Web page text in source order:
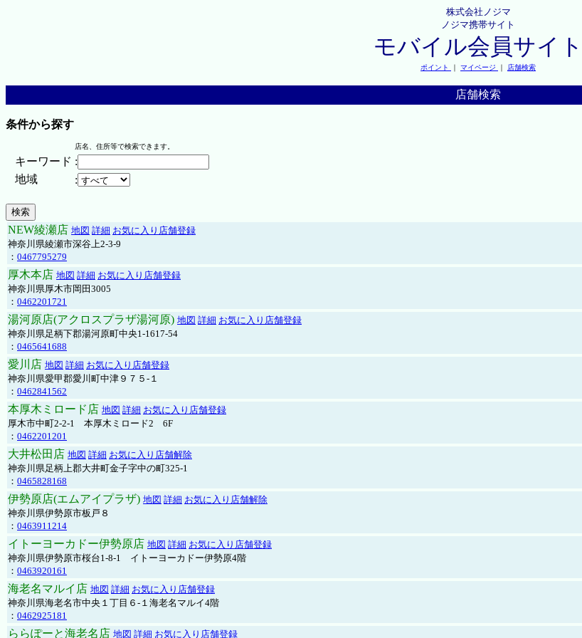
株式会社ノジマ
ノジマ携帯サイト
モバイル会員サイト
ポイント ｜ マイページ ｜ 店舗検索
店舗検索
条件から探す
店名、住所等で検索できます。
キーワード :
地域
:
NEW綾瀬店 地図 詳細 お気に入り店舗登録
神奈川県綾瀬市深谷上2-3-9
： 0467795279
厚木本店 地図 詳細 お気に入り店舗登録
神奈川県厚木市岡田3005
： 0462201721
湯河原店(アクロスプラザ湯河原) 地図 詳細 お気に入り店舗登録
神奈川県足柄下郡湯河原町中央1-1617-54
： 0465641688
愛川店 地図 詳細 お気に入り店舗登録
神奈川県愛甲郡愛川町中津９７５-１
： 0462841562
本厚木ミロード店 地図 詳細 お気に入り店舗登録
厚木市中町2-2-1 本厚木ミロード2 6F
： 0462201201
大井松田店 地図 詳細 お気に入り店舗解除
神奈川県足柄上郡大井町金子字中の町325-1
： 0465828168
伊勢原店(エムアイプラザ) 地図 詳細 お気に入り店舗解除
神奈川県伊勢原市板戸８
： 0463911214
イトーヨーカドー伊勢原店 地図 詳細 お気に入り店舗登録
神奈川県伊勢原市桜台1-8-1 イトーヨーカドー伊勢原4階
： 0463920161
海老名マルイ店 地図 詳細 お気に入り店舗登録
神奈川県海老名市中央１丁目６-１海老名マルイ4階
： 0462925181
ららぽーと海老名店 地図 詳細 お気に入り店舗登録